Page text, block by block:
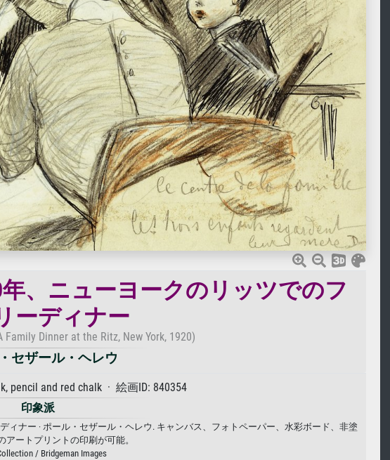
、ニューヨークのリッツでのフ
ーディナー
Dinner at the Ritz, New York, 1920)
セザール・ヘレウ
pencil and red chalk · 絵画ID: 840354
印象派
ナー · ポール・セザール・ヘレウ. キャンバス、フォトペーパー、水彩ボード、非塗
アートプリントの印刷が可能。
/ Bridgeman Images